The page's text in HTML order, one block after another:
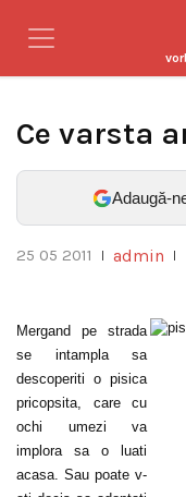
Ce varsta
Adaugă-
25 05 2011 admin
Mergand pe strada
se intampla sa
descoperiti o pisica
pricopsita, care cu
ochi umezi va
implora sa o luati
acasa. Sau poate v-